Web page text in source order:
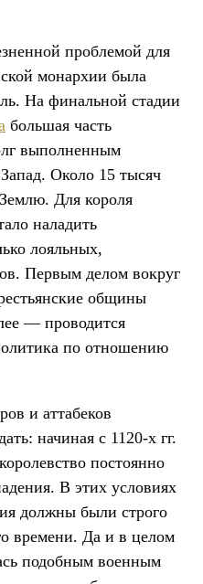
проблемой для
монархии была
На финальной стадии
большая часть
выполненным
Около 15 тысяч
Для короля
наладить
лояльных,
Первым делом вокруг
общины
— проводится
по отношению
и аттабеков
начиная с 1120-х гг.
постоянно
В этих условиях
должны были строго
времени. Да и в целом
подобным военным